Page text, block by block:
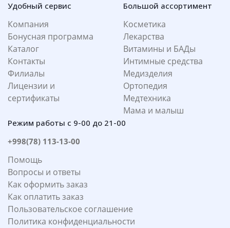
Удобный сервис
Компания
Бонусная программа
Каталог
Контакты
Филиалы
Лицензии и
сертификаты
Большой ассортимент
Косметика
Лекарства
Витамины и БАДы
Интимные средства
Медизделия
Ортопедия
Медтехника
Мама и малыш
Режим работы с 9-00 до 21-00
+998(78) 113-13-00
Помощь
Вопросы и ответы
Как оформить заказ
Как оплатить заказ
Пользовательское соглашение
Политика конфиденциальности